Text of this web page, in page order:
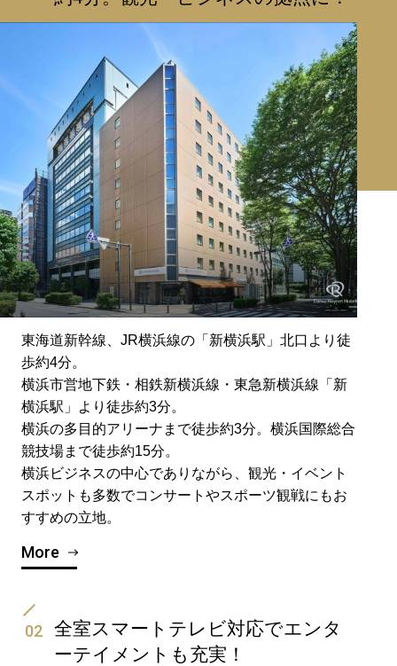
東海道新幹線、JR横浜線の「新横浜駅」北口より徒
歩約4分。
横浜市営地下鉄・相鉄新横浜線・東急新横浜線「新
横浜駅」より徒歩約3分。
横浜の多目的アリーナまで徒歩約3分。横浜国際総合
競技場まで徒歩約15分。
横浜ビジネスの中心でありながら、観光・イベント
スポットも多数でコンサートやスポーツ観戦にもお
すすめの立地。
More
02
全室スマートテレビ対応でエンタ
ーテイメントも充実！